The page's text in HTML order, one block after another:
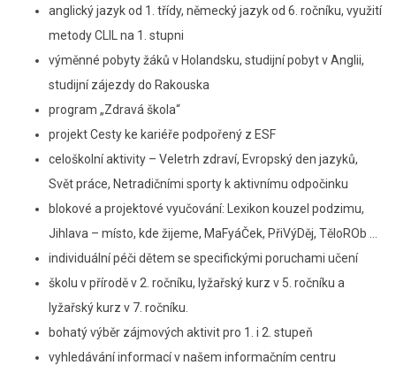
anglický jazyk od 1. třídy, německý jazyk od 6. ročníku, využití
metody CLIL na 1. stupni
výměnné pobyty žáků v Holandsku, studijní pobyt v Anglii,
studijní zájezdy do Rakouska
program „Zdravá škola“
projekt Cesty ke kariéře podpořený z ESF
celoškolní aktivity – Veletrh zdraví, Evropský den jazyků,
Svět práce, Netradičními sporty k aktivnímu odpočinku
blokové a projektové vyučování: Lexikon kouzel podzimu,
Jihlava – místo, kde žijeme, MaFyáČek, PřiVýDěj, TěloROb …
individuální péči dětem se specifickými poruchami učení
školu v přírodě v 2. ročníku, lyžařský kurz v 5. ročníku a
lyžařský kurz v 7. ročníku.
bohatý výběr zájmových aktivit pro 1. i 2. stupeň
vyhledávání informací v našem informačním centru